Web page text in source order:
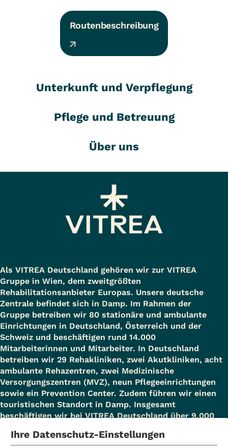
Routenbeschreibung
Unterkunft und Verpflegung
Pflege und Betreuung
Über uns
Als VITREA Deutschland gehören wir zur VITREA
Gruppe in Wien, dem zweitgrößten
Rehabilitationsanbieter Europas. Unsere deutsche
Zentrale befindet sich in Damp. Im Rahmen der
Gruppe betreiben wir 80 stationäre und ambulante
Einrichtungen in Deutschland, Österreich und der
Schweiz und beschäftigen rund 14.000
Mitarbeiterinnen und Mitarbeiter. In Deutschland
betreiben wir 29 Rehakliniken, zwei Akutkliniken, acht
ambulante Rehazentren, zwei Medizinische
Versorgungszentren (MVZ), neun Pflegeeinrichtungen
sowie ein Prevention Center. Zudem führen wir einen
touristischen Standort in Damp. Insgesamt
beschäftigen wir bei VITREA Deutschland über 9.000
Ihre Datenschutz-Einstellungen